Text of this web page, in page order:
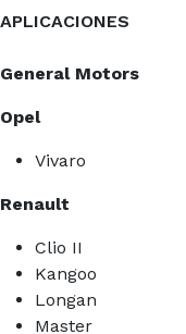
APLICACIONES
General Motors
Opel
Vivaro
Renault
Clio II
Kangoo
Longan
Master